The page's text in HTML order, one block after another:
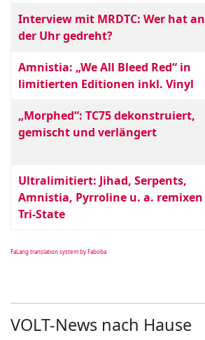
Interview mit MRDTC: Wer hat an
der Uhr gedreht?
Amnistia: „We All Bleed Red“ in
limitierten Editionen inkl. Vinyl
„Morphed“: TC75 dekonstruiert,
gemischt und verlängert
Ultralimitiert: Jihad, Serpents,
Amnistia, Pyrroline u. a. remixen
Tri-State
FaLang translation system by Faboba
VOLT-News nach Hause